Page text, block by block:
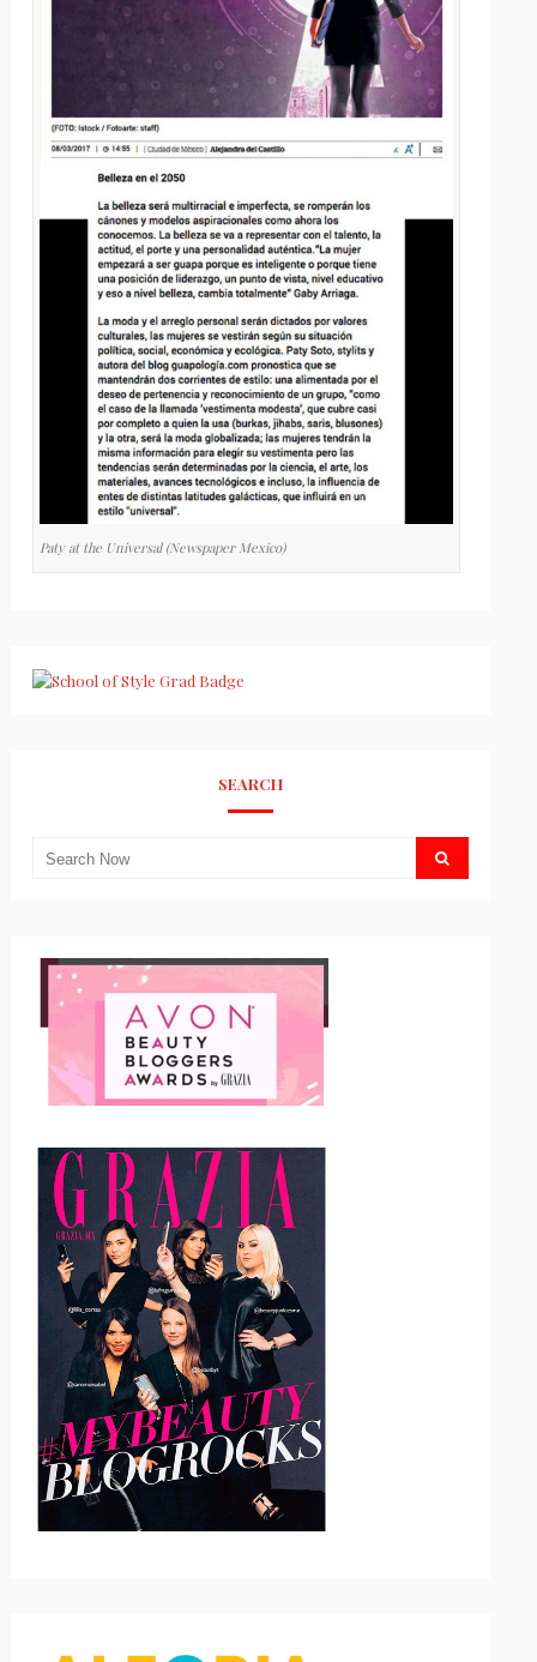
Paty at the Universal (Newspaper Mexico)
SEARCH